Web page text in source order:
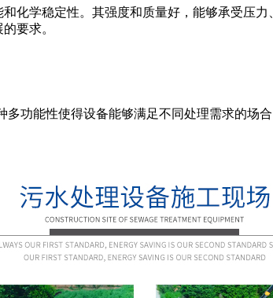
化学稳定性。其强度和质量好，能够承受压
要求。
功能性使得设备能够满足不同处理需求的场